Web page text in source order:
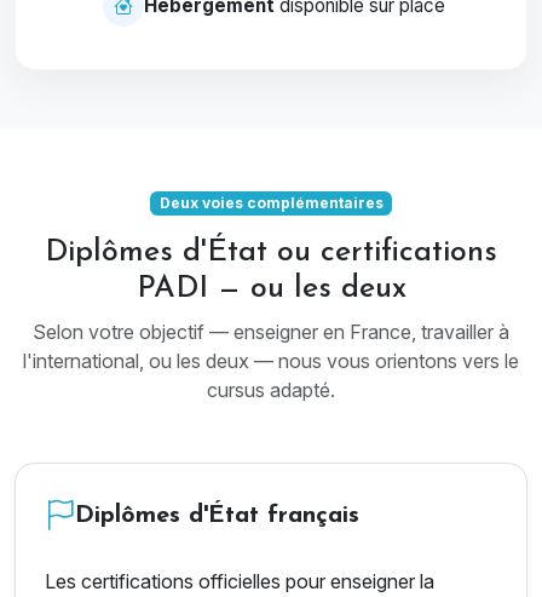
Hébergement disponible sur place
Deux voies complémentaires
Diplômes d'État ou certifications
PADI — ou les deux
Selon votre objectif — enseigner en France, travailler à
l'international, ou les deux — nous vous orientons vers le
cursus adapté.
Diplômes d'État français
Les certifications officielles pour enseigner la